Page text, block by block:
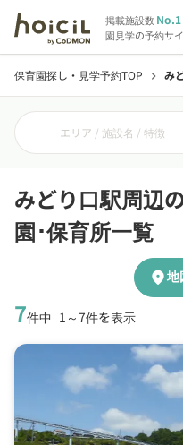
掲載施設数No.1
園見学の予約サ
保育園探し・見学予約TOP chevron_right み
エリア / 施設名 / 特徴
みどり口駅周辺
園･保育所一覧
7件中 1～7件を表示
location_on地